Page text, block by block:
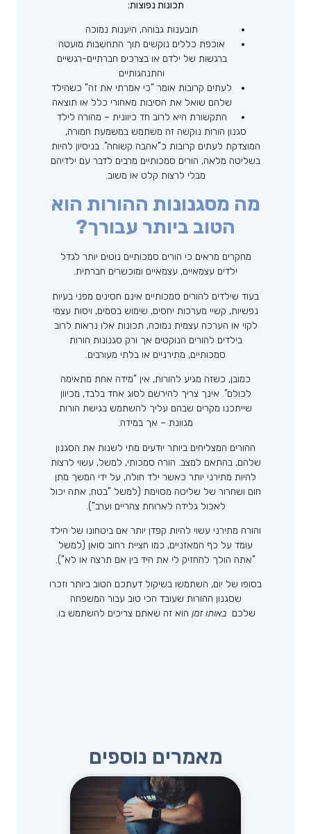
תכונות נפוצות:
תובענות גבוהה, היענות נמוכה
אוכפת כללים נוקשים תוך התחשבות מועטה
ברגשות של ילדם או בצרכים חברתיים-רגשיים
והתנהגותיים
לעתים קרובות אומר ”כי אמרתי את זה” כשהילד
שלהם שואל את הסיבות מאחורי כלל או תוצאה
התקשורת היא לרוב חד כיוונית – מהורה לילד
סגנון הורות נוקשה זה משתמש במשמעת חמורה,
המוצדקת לעתים קרובות כ”אהבה קשוחה”. בניסיון להיות
בשליטה מלאה, הורים סמכותיים מרבים לדבר עם ילדיהם
מבלי לרצות קלט או משוב.
מה מסגנונות ההורות הוא
הטוב ביותר עבורך?
מחקרים מראים כי הורים סמכותיים נוטים יותר לגדל
ילדים עצמאיים, עצמאיים ומוכשרים חברתית.
בעוד שילדים להורים סמכותיים אינם חסינים מפני בעיות
נפשיות, קשיי מערכות יחסים, שימוש בסמים, ויסות עצמי
לקוי או הערכה עצמית נמוכה, תכונות אלו נראות לרוב
בילדים להורים הנוקטים אך ורק סגנונות הורות
סמכותיים, מתירניים או בלתי מעורבים.
כמובן, כשזה מגיע להורות, אין ”מידה אחת מתאימה
לכולם”. אינך צריך להירשם לסוג אחד בלבד, מכיוון
שייתכנו מקרים שבהם עליך להשתמש בגישת הורות
מגוונת – אך במידה.
ההורים המצליחים ביותר יודעים מתי לשנות את הסגנון
שלהם, בהתאם למצב. הורה סמכותי, למשל, עשוי לרצות
להיות מתירני יותר כאשר ילד חולה, על ידי המשך מתן
חום ושחרור של שליטה מסוימת (למשל ”בטח, אתה יכול
לאכול גלידה לארוחת צהריים וערב”).
והורה מתירני עשוי להיות קפדן יותר אם ביטחונו של הילד
עומד על כף המאזניים, כמו חציית רחוב סואן (למשל
”אתה הולך להחזיק לי את היד בין אם תרצה או לא”).
בסופו של יום, השתמשו בשיקול דעתכם הטוב ביותר וזכרו
שסגנון ההורות שעובד הכי טוב עבור המשפחה
שלכםבאותו זמן הוא זה שאתם צריכים להשתמש בו.
מאמרים נוספים